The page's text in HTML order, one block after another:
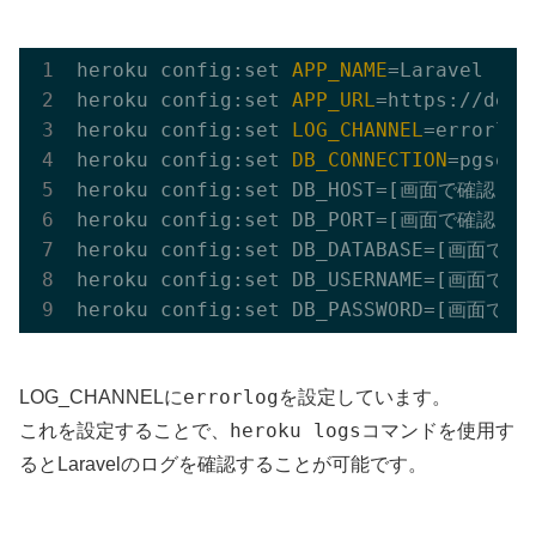
heroku config: set APP_NAME=Laravel
heroku config: set APP_URL=https://
heroku config: set LOG_CHANNEL=errorlog
heroku config: set DB_CONNECTION=pgsql
heroku config: set
DB_HOST=[画面で確認し
heroku config: set
DB_PORT=[画面で確認し
heroku config: set
DB_DATABASE=[画面で確
heroku config: set
DB_USERNAME=[画面で確
heroku config: set
LOG_CHANNELにerrorlogを設定しています。
これを設定することで、 heroku logs コマンドを使用す
るとLaravelのログを確認することが可能です。